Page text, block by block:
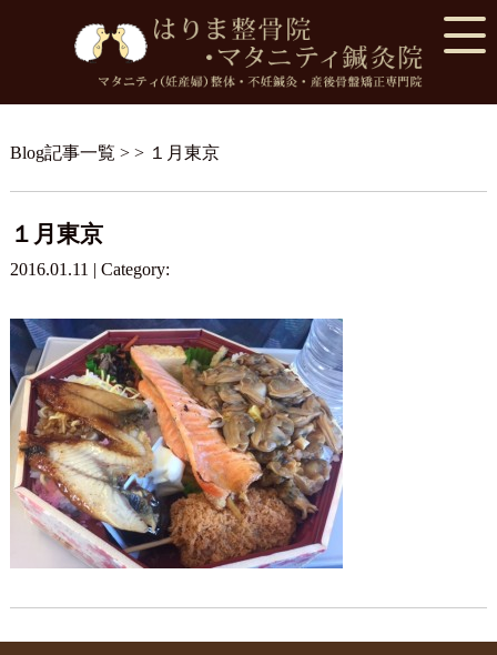
Blog記事一覧 > > １月東京
１月東京
2016.01.11 | Category: